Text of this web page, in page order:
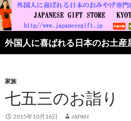
外国人に喜ばれる日本のお土産
検索
家族
七五三のお詣り
2015年10月16日 JAPAN